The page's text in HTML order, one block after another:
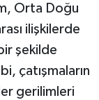
Orta Doğu
ilişkilerde
şekilde
çatışmaların
gerilimleri